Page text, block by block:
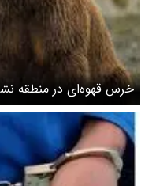
خرس قهوه‌ای در منطقه